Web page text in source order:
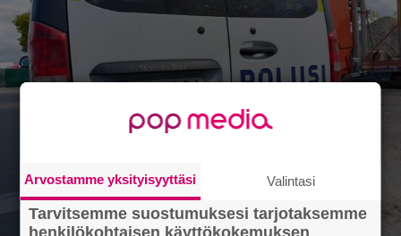
Arvostamme yksityisyyttäsi Valintasi
Tarvitsemme suostumuksesi tarjotaksemme
henkilökohtaisen käyttökokemuksen